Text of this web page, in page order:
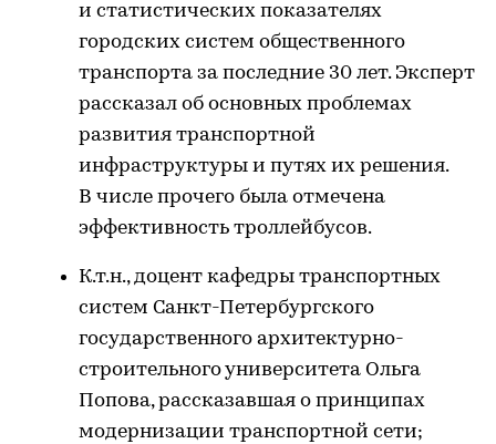
и статистических показателях
городских систем общественного
транспорта за последние 30 лет. Эксперт
рассказал об основных проблемах
развития транспортной
инфраструктуры и путях их решения.
В числе прочего была отмечена
эффективность троллейбусов.
К.т.н., доцент кафедры транспортных
систем Санкт-Петербургского
государственного архитектурно-
строительного университета Ольга
Попова, рассказавшая о принципах
модернизации транспортной сети;